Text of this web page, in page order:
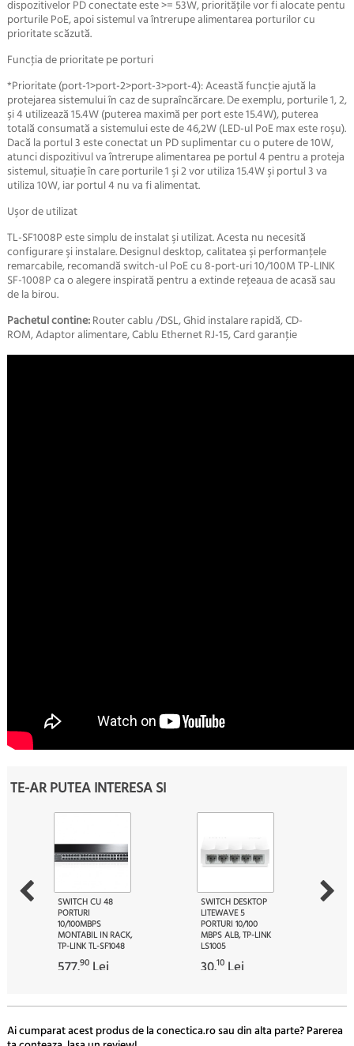
dispozitivelor PD conectate este >= 53W, priorităţile vor fi alocate pentu
porturile PoE, apoi sistemul va întrerupe alimentarea porturilor cu
prioritate scăzută.
Funcţia de prioritate pe porturi
*Prioritate (port-1>port-2>port-3>port-4): Această funcţie ajută la
protejarea sistemului în caz de supraîncărcare. De exemplu, porturile 1, 2,
şi 4 utilizează 15.4W (puterea maximă per port este 15.4W), puterea
totală consumată a sistemului este de 46,2W (LED-ul PoE max este roşu).
Dacă la portul 3 este conectat un PD suplimentar cu o putere de 10W,
atunci dispozitivul va întrerupe alimentarea pe portul 4 pentru a proteja
sistemul, situaţie în care porturile 1 şi 2 vor utiliza 15.4W şi portul 3 va
utiliza 10W, iar portul 4 nu va fi alimentat.
Uşor de utilizat
TL-SF1008P este simplu de instalat şi utilizat. Acesta nu necesită
configurare şi instalare. Designul desktop, calitatea şi performanţele
remarcabile, recomandă switch-ul PoE cu 8-port-uri 10/100M TP-LINK
SF-1008P ca o alegere inspirată pentru a extinde reţeaua de acasă sau
de la birou.
Pachetul contine:Router cablu /DSL, Ghid instalare rapidă, CD-
ROM, Adaptor alimentare, Cablu Ethernet RJ-15, Card garanţie
TE-AR PUTEA INTERESA SI
SWITCH CU 48
PORTURI
10/100MBPS
MONTABIL IN RACK,
TP-LINK TL-SF1048
577.90 Lei
SWITCH DESKTOP
LITEWAVE 5
PORTURI 10/100
MBPS ALB, TP-LINK
LS1005
30.10 Lei
Ai cumparat acest produs de la conectica.ro sau din alta parte? Parerea